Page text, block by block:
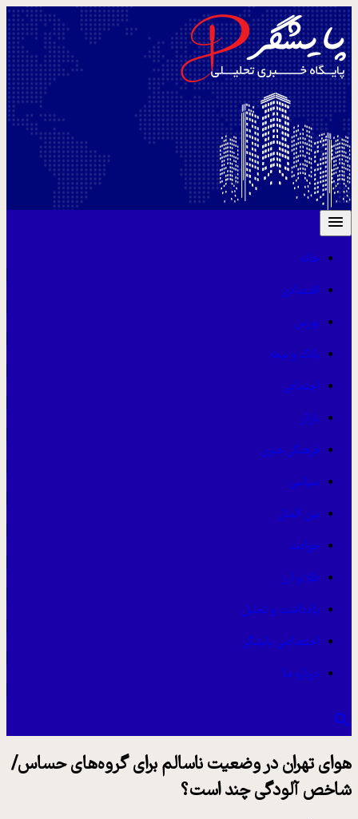
خانه
اقتصادی
بورس
بانک و بیمه
اجتماعی
بازار
فرهنگی هنری
سیاسی
بین الملل
حوادث
طلا و ارز
یادداشت و تحلیل
اختصاصی پایشگر
درباره ما
هوای تهران در وضعیت ناسالم برای گروه‌های حساس/
شاخص آلودگی چند است؟